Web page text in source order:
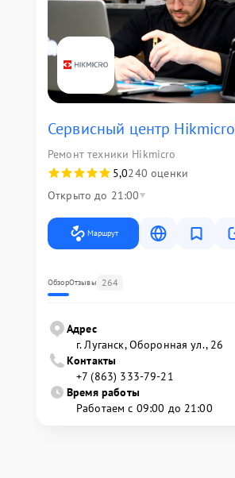
Сервисный центр Hikmicro
Ремонт техники Hikmicro
5,0240 оценки
Открыто до 21:00
Маршрут
ОбзорОтзывы 264
Адрес
г. Луганск, Оборонная ул., 26
Контакты
+7 (863) 333-79-21
Время работы
Работаем с 09:00 до 21:00